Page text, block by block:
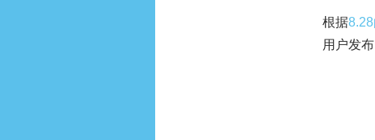
根据
用户发